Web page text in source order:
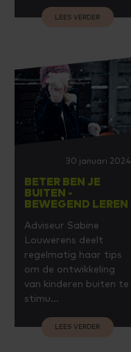
LEES VERDER
30 januari 2024
BETER BEN JE
BUITEN -
BEWEGEND LEREN
Adviseur Sabine
Louwerens deelt
regelmatig haar tips
om de ontwikkeling
van kinderen buiten te
stimu...
LEES VERDER